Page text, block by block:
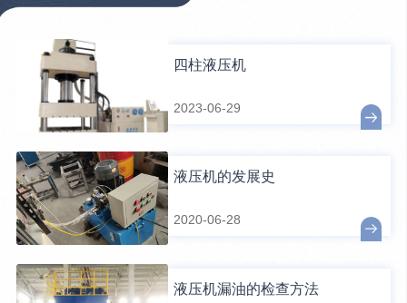
四柱液压机
2023-06-29
液压机的发展史
2020-06-28
液压机漏油的检查方法